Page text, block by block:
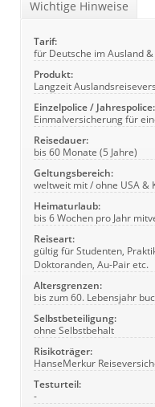
Wichtige Hinweise
Tarif:
für Deutsche im Ausland
Produkt:
Langzeit
Einzelpolice / Jahrespolice:
Einmalversicherung für
Reisedauer:
bis 60 Monate (5 Jahre)
Geltungsbereich:
weltweit mit / ohne USA &
Heimaturlaub:
bis 6 Wochen pro Jahr
Reiseart:
gültig für Studenten,
Doktoranden, Au-Pair etc.
Altersgrenzen:
bis zum 60. Lebensjahr
Selbstbeteiligung:
ohne Selbstbehalt
Risikoträger:
HanseMerkur
Testurteil:
-